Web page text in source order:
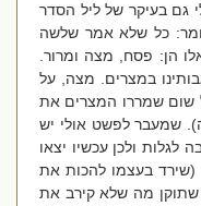
בעיקר של ליל הסדר
כל שלא אמר שלשה
הן: פסח, מצה ומרור.
במצרים. מצה, על
שמררו המצרים את
שמעבר לפשט אולי יש
ולכן עכשיו יצאו
בעצמו להכות את
מה שלא קירב את